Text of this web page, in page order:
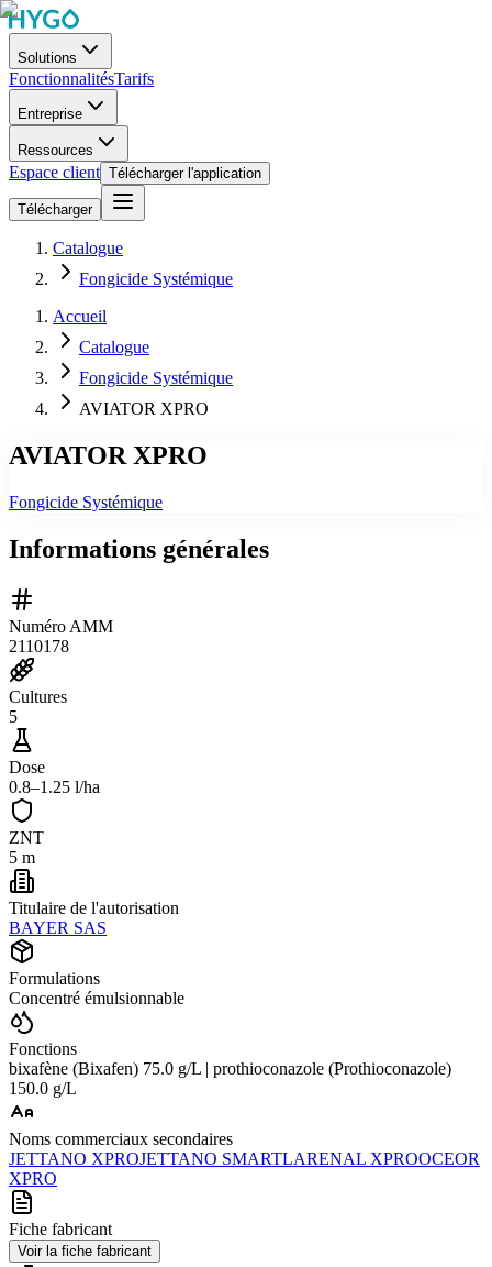
Solutions
FonctionnalitésTarifs
Entreprise
Ressources
Espace client Télécharger l'application
Télécharger
Catalogue
Fongicide Systémique
Accueil
Catalogue
Fongicide Systémique
AVIATOR XPRO
AVIATOR XPRO
Fongicide Systémique
Informations générales
Numéro AMM
2110178
Cultures
5
Dose
0.8–1.25 l/ha
ZNT
5 m
Titulaire de l'autorisation
BAYER SAS
Formulations
Concentré émulsionnable
Fonctions
bixafène (Bixafen) 75.0 g/L | prothioconazole (Prothioconazole)
150.0 g/L
Noms commerciaux secondaires
JETTANO XPROJETTANO SMARTLARENAL XPROOCEOR
XPRO
Fiche fabricant
Voir la fiche fabricant